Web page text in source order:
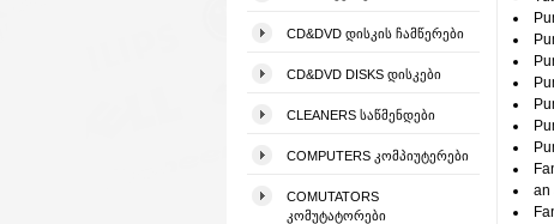
CD&DVD ᲓᲘᲡᲙᲘᲡ ᲩᲐᲛᲬᲔᲠᲔᲑᲘ
CD&DVD DISKS ᲓᲘᲡᲙᲔᲑᲘ
CLEANERS ᲡᲐᲬᲛᲔᲜᲓᲔᲑᲘ
COMPUTERS ᲙᲝᲛᲞᲘᲣᲢᲔᲠᲔᲑᲘ
COMUTATORS
ᲙᲝᲛᲣᲢᲐᲢᲝᲠᲔᲑᲘ
an